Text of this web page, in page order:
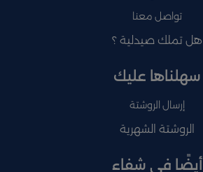
تواصل معنا
هل تملك صيدلية ؟
سهلناها عليك
إرسال الروشتة
الروشتة الشهرية
أيضًا في شفاء